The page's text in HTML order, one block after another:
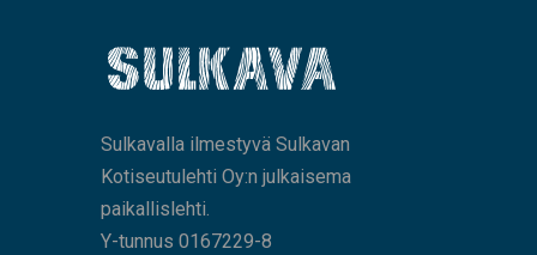
Sulkavalla ilmestyvä Sulkavan
Kotiseutulehti Oy:n julkaisema
paikallislehti.
Y-tunnus 0167229-8